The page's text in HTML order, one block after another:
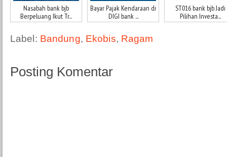
Nasabah bank bjb
Berpeluang Ikut Tr...
Bayar Pajak Kendaraan di
DIGI bank ...
ST016 bank bjb Jadi
Pilihan Investa...
Label: Bandung, Ekobis, Ragam
Posting Komentar